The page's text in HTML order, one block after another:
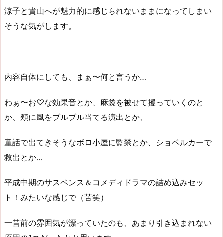
涼子と貴山へが魅力的に感じられないままになってしまい
そうな気がします。
内容自体にしても、まぁ〜何と言うか…
わぁ〜お♡な効果音とか、麻袋を被せて攫っていくのと
か、頬に風をブルブル当てる演出とか、
童話で出てきそうなボロ小屋に監禁とか、ショベルカーで
救出とか…
平成中期のサスペンス＆コメディドラマの詰め込みセッ
ト！みたいな感じで（苦笑）
一昔前の雰囲気が漂っていたのも、あまり引き込まれない